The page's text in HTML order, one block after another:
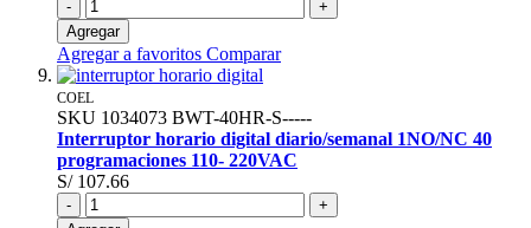
-
+
Agregar
Agregar a favoritos Comparar
COEL
SKU 1034073 BWT-40HR-S-----
Interruptor horario digital diario/semanal 1NO/NC 40
programaciones 110- 220VAC
S/ 107.66
-
+